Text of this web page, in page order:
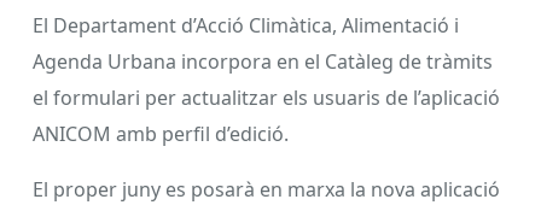
El Departament d’Acció Climàtica, Alimentació i
Agenda Urbana incorpora en el Catàleg de tràmits
el formulari per actualitzar els usuaris de l’aplicació
ANICOM amb perfil d’edició.
El proper juny es posarà en marxa la nova aplicació